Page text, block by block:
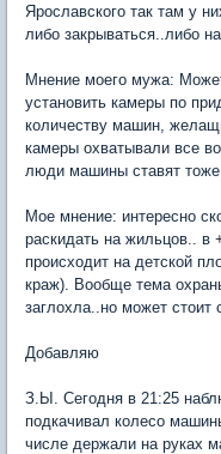
Ярославского так там у
либо закрываться..либо
Мнение моего мужа:
установить камеры по
количеству машин,
камеры охватывали все
люди машины ставят
Мое мнение: интересно
раскидать на жильцов.. в
происходит на детской
краж). Вообще тема
заглохла..но может стоит
Добавляю
З.Ы. Сегодня в 21:25
подкачивал колесо
числе держали на руках